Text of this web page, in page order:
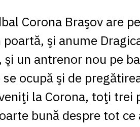
Corona Braşov are
şi anume
şi un antrenor nou pe
ocupă şi de
la Corona, toţi trei
bună despre tot ce